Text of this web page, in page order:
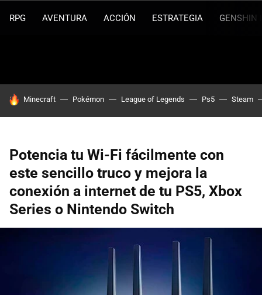
RPG AVENTURA ACCIÓN ESTRATEGIA GENSHIN
HOY SE HABLA DE
Minecraft Pokémon League of Legends Ps5 Steam
Potencia tu Wi-Fi fácilmente con
este sencillo truco y mejora la
conexión a internet de tu PS5, Xbox
Series o Nintendo Switch